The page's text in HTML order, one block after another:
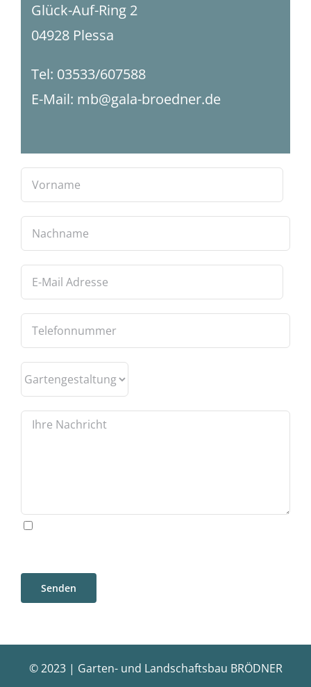
Glück-Auf-Ring 2
04928 Plessa
Tel: 03533/607588
E-Mail: mb@gala-broedner.de
© 2023 | Garten- und Landschaftsbau BRÖDNER